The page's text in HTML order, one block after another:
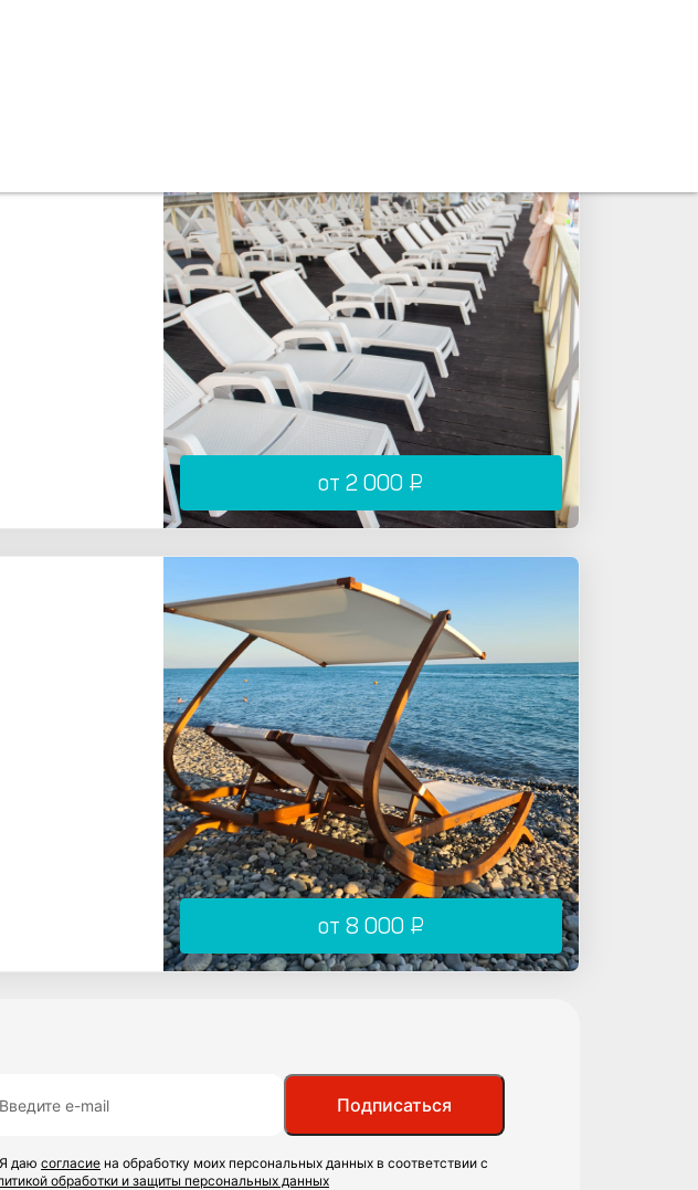
от 2 000 ₽
от 8 000 ₽
Подписаться
Я даю согласие на обработку моих персональных данных в соответствии с
обработки и защиты персональных данных